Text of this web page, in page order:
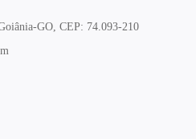
GO, CEP: 74.093-210